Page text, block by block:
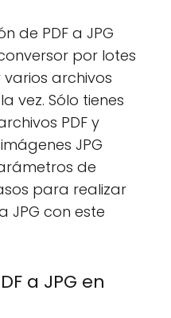
de PDF a JPG
por lotes
archivos
vez. Sólo tienes
PDF y
JPG
de
para realizar
JPG con este
a JPG en